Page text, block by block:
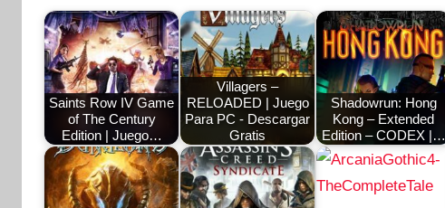
Saints Row IV Game
of The Century
Edition | Juego…
Villagers –
RELOADED | Juego
Para PC - Descargar
Gratis
Shadowrun: Hong
Kong – Extended
Edition – CODEX |…